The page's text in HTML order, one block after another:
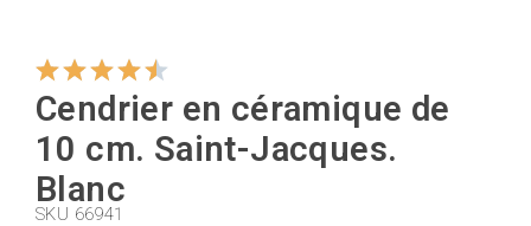
Cintres
Coupeurs
Cendrier en céramique de
10 cm. Saint-Jacques.
Blanc
SKU 66941